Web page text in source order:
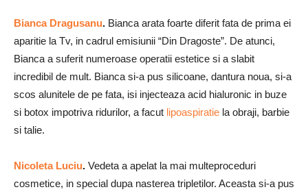
Bianca Dragusanu. Bianca arata foarte diferit fata de prima ei
aparitie la Tv, in cadrul emisiunii “Din Dragoste”. De atunci,
Bianca a suferit numeroase operatii estetice si a slabit
incredibil de mult. Bianca si-a pus silicoane, dantura noua, si-a
scos alunitele de pe fata, isi injecteaza acid hialuronic in buze
si botox impotriva ridurilor, a facut lipoaspiratie la obraji, barbie
si talie.
Nicoleta Luciu. Vedeta a apelat la mai multeproceduri
cosmetice, in special dupa nasterea tripletilor. Aceasta si-a pus